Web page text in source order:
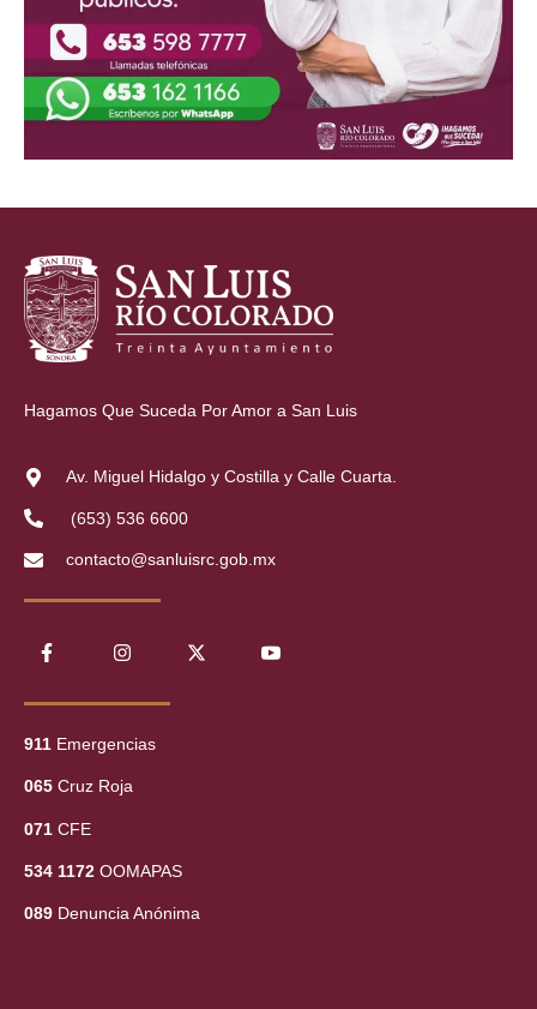
Hagamos Que Suceda Por Amor a San Luis
Av. Miguel Hidalgo y Costilla y Calle Cuarta.
(653) 536 6600
contacto@sanluisrc.gob.mx
911 Emergencias
065 Cruz Roja
071 CFE
534 1172 OOMAPAS
089 Denuncia Anónima